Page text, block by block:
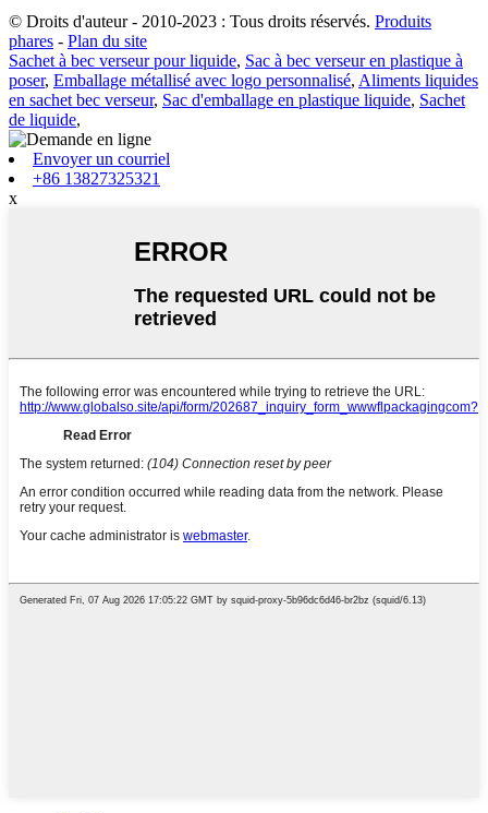
© Droits d'auteur - 2010-2023 : Tous droits réservés. Produits
phares - Plan du site
Sachet à bec verseur pour liquide, Sac à bec verseur en plastique à
poser, Emballage métallisé avec logo personnalisé, Aliments liquides
en sachet bec verseur, Sac d'emballage en plastique liquide, Sachet
de liquide,
Envoyer un courriel
+86 13827325321
x